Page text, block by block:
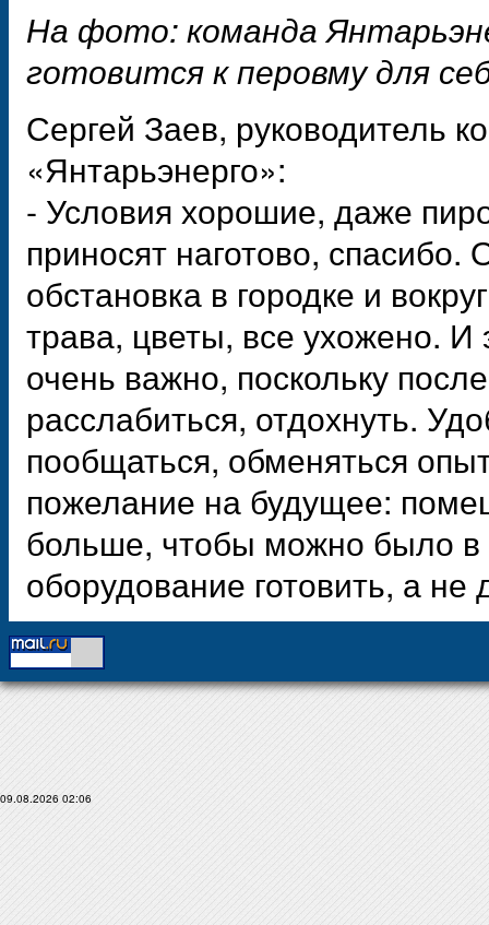
На фото: команда
готовится к перовму для
Сергей Заев, руководитель
«Янтарьэнерго»:
- Условия хорошие, даже
приносят наготово,
обстановка в городке и
трава, цветы, все ухожено. И
очень важно, поскольку
расслабиться, отдохнуть.
пообщаться, обменяться
пожелание на будущее:
больше, чтобы можно было в
оборудование готовить, а
09.08.2026 02:06